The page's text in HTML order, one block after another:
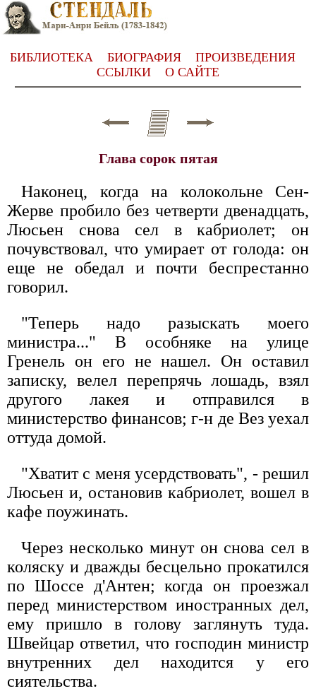
БИБЛИОТЕКА БИОГРАФИЯ
ПРОИЗВЕДЕНИЯ
ССЫЛКИ
О САЙТЕ
Глава сорок пятая
Наконец, когда на колокольне Сен-
Жерве пробило без четверти двенадцать,
Люсьен снова сел в кабриолет; он
почувствовал, что умирает от голода: он
еще не обедал и почти беспрестанно
говорил.
"Теперь надо разыскать моего
министра..." В особняке на улице
Гренель он его не нашел. Он оставил
записку, велел перепрячь лошадь, взял
другого лакея и отправился в
министерство финансов; г-н де Вез уехал
оттуда домой.
"Хватит с меня усердствовать", - решил
Люсьен и, остановив кабриолет, вошел в
кафе поужинать.
Через несколько минут он снова сел в
коляску и дважды бесцельно прокатился
по Шоссе д'Антен; когда он проезжал
перед министерством иностранных дел,
ему пришло в голову заглянуть туда.
Швейцар ответил, что господин министр
внутренних дел находится у его
сиятельства.